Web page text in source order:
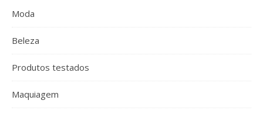
Moda
Beleza
Produtos testados
Maquiagem